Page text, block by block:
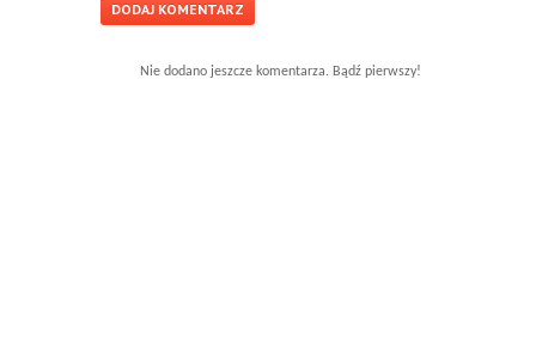
Nie dodano jeszcze komentarza. Bądź pierwszy!